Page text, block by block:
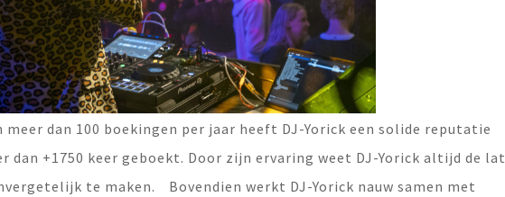
meer dan 100 boekingen per jaar heeft DJ-Yorick een solide reputatie
dan +1750 keer geboekt. Door zijn ervaring weet DJ-Yorick altijd de lat
te maken. Bovendien werkt DJ-Yorick nauw samen met